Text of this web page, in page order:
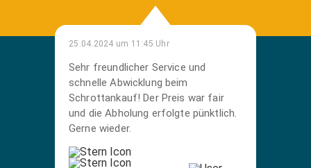
25.04.2024 um 11:45 Uhr
Sehr freundlicher Service und
schnelle Abwicklung beim
Schrottankauf! Der Preis war fair
und die Abholung erfolgte pünktlich.
Gerne wieder.